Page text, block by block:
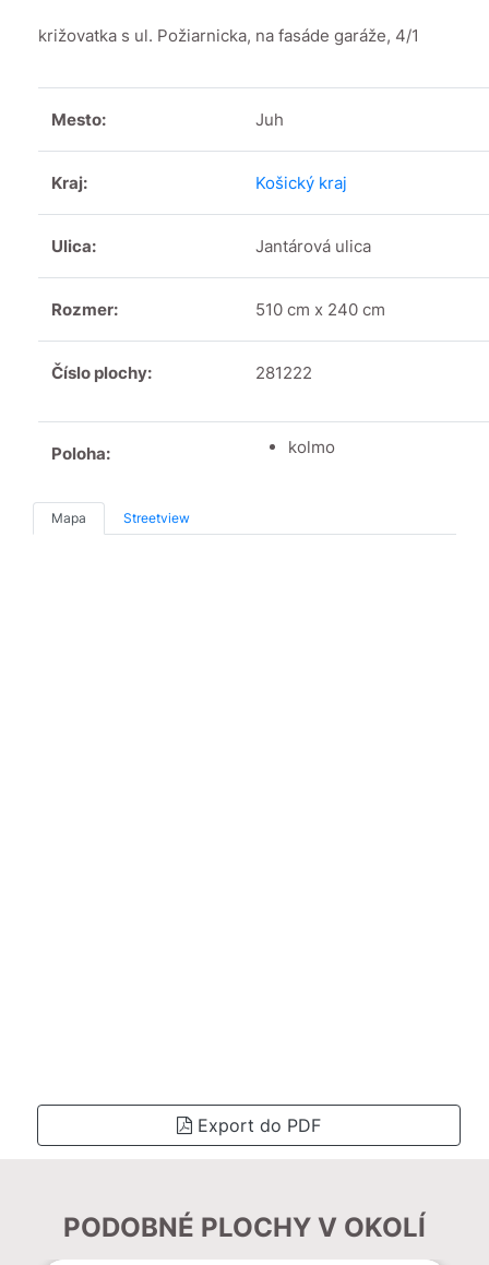
križovatka s ul. Požiarnicka, na fasáde garáže, 4/1
Mesto: Juh
Kraj: Košický kraj
Ulica: Jantárová ulica
Rozmer: 510 cm x 240 cm
Číslo plochy: 281222
Poloha: kolmo
Mapa Streetview
Export do PDF
PODOBNÉ PLOCHY V OKOLÍ